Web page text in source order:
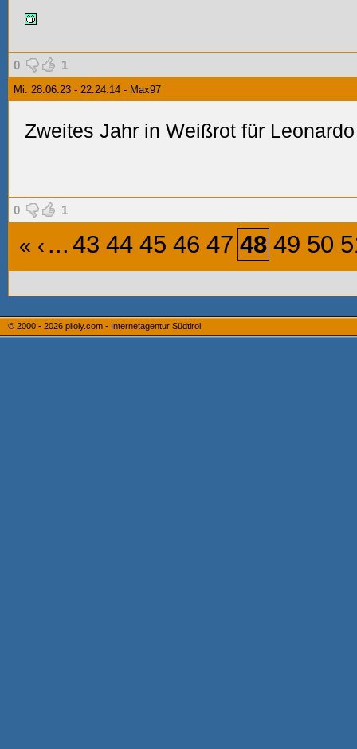
0 1
Mi. 28.06.23 - 22:24:14 - Max97
Zweites Jahr in Weißrot für
0 1
« ‹ ... 43 44 45 46 47 48 49 50
© 2000 - 2026 piloly.com - Internetagentur Südtirol